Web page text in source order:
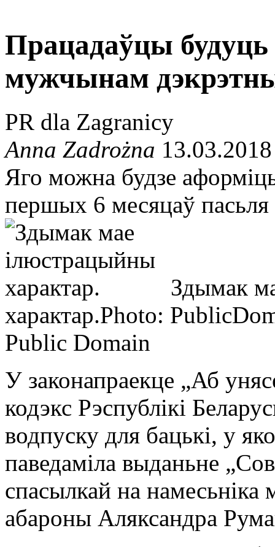
Працадаўцы
мужчынам
PR dla Zagranicy
Anna Zadrożna
Яго можна будзе
першых 6 месяцаў пасьля
Здымак
характар.Photo:
Public Domain
У законапраекце „Аб
кодэкс Рэспублікі
водпуску для бацькі, у
паведаміла выданьне
спасылкай на намесьніка
абароны Аляксандра